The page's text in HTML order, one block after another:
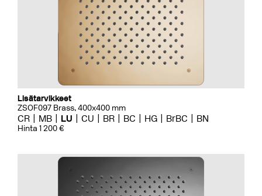
Lisätarvikkeet
ZSOF097 Brass, 400x400 mm
CR MB LU CU BR BC HG BrBC BN
Hinta 1 200 €